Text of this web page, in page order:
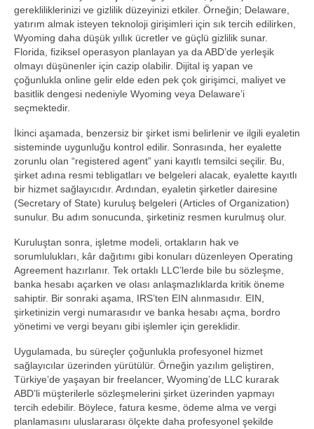
gerekliliklerinizi ve gizlilik düzeyinizi etkiler. Örneğin; Delaware,
yatırım almak isteyen teknoloji girişimleri için sık tercih edilirken,
Wyoming daha düşük yıllık ücretler ve güçlü gizlilik sunar.
Florida, fiziksel operasyon planlayan ya da ABD’de yerleşik
olmayı düşünenler için cazip olabilir. Dijital iş yapan ve
çoğunlukla online gelir elde eden pek çok girişimci, maliyet ve
basitlik dengesi nedeniyle Wyoming veya Delaware’i
seçmektedir.
İkinci aşamada, benzersiz bir şirket ismi belirlenir ve ilgili eyaletin
sisteminde uygunluğu kontrol edilir. Sonrasında, her eyalette
zorunlu olan “registered agent” yani kayıtlı temsilci seçilir. Bu,
şirket adına resmi tebligatları ve belgeleri alacak, eyalette kayıtlı
bir hizmet sağlayıcıdır. Ardından, eyaletin şirketler dairesine
(Secretary of State) kuruluş belgeleri (Articles of Organization)
sunulur. Bu adım sonucunda, şirketiniz resmen kurulmuş olur.
Kuruluştan sonra, işletme modeli, ortakların hak ve
sorumlulukları, kâr dağıtımı gibi konuları düzenleyen Operating
Agreement hazırlanır. Tek ortaklı LLC’lerde bile bu sözleşme,
banka hesabı açarken ve olası anlaşmazlıklarda kritik öneme
sahiptir. Bir sonraki aşama, IRS’ten EIN alınmasıdır. EIN,
şirketinizin vergi numarasıdır ve banka hesabı açma, bordro
yönetimi ve vergi beyanı gibi işlemler için gereklidir.
Uygulamada, bu süreçler çoğunlukla profesyonel hizmet
sağlayıcılar üzerinden yürütülür. Örneğin yazılım geliştiren,
Türkiye’de yaşayan bir freelancer, Wyoming’de LLC kurarak
ABD’li müşterilerle sözleşmelerini şirket üzerinden yapmayı
tercih edebilir. Böylece, fatura kesme, ödeme alma ve vergi
planlamasını uluslararası ölçekte daha profesyonel şekilde